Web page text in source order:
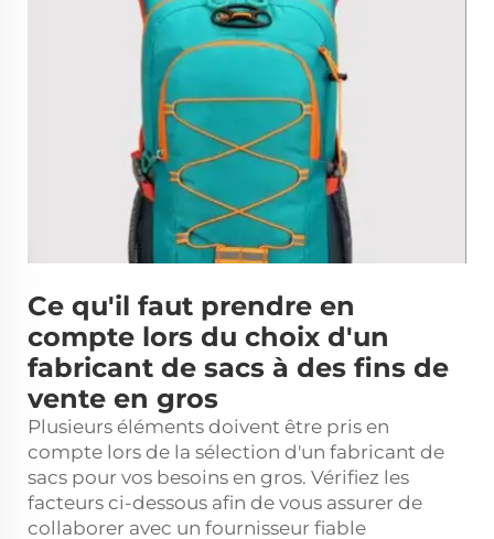
Ce qu'il faut prendre en
compte lors du choix d'un
fabricant de sacs à des fins de
vente en gros
Plusieurs éléments doivent être pris en
compte lors de la sélection d'un fabricant de
sacs pour vos besoins en gros. Vérifiez les
facteurs ci-dessous afin de vous assurer de
collaborer avec un fournisseur fiable